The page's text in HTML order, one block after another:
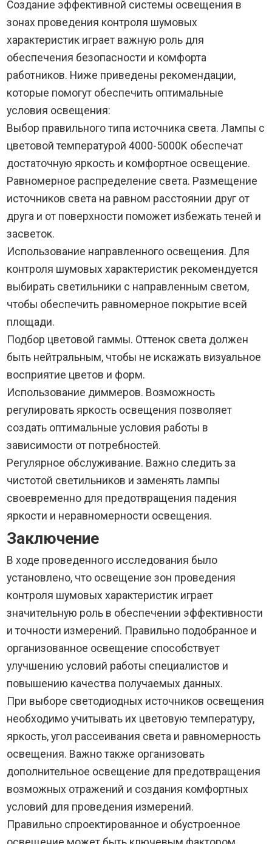
Создание эффективной системы освещения в
зонах проведения контроля шумовых
характеристик играет важную роль для
обеспечения безопасности и комфорта
работников. Ниже приведены рекомендации,
которые помогут обеспечить оптимальные
условия освещения:
Выбор правильного типа источника света. Лампы с
цветовой температурой 4000-5000K обеспечат
достаточную яркость и комфортное освещение.
Равномерное распределение света. Размещение
источников света на равном расстоянии друг от
друга и от поверхности поможет избежать теней и
засветок.
Использование направленного освещения. Для
контроля шумовых характеристик рекомендуется
выбирать светильники с направленным светом,
чтобы обеспечить равномерное покрытие всей
площади.
Подбор цветовой гаммы. Оттенок света должен
быть нейтральным, чтобы не искажать визуальное
восприятие цветов и форм.
Использование диммеров. Возможность
регулировать яркость освещения позволяет
создать оптимальные условия работы в
зависимости от потребностей.
Регулярное обслуживание. Важно следить за
чистотой светильников и заменять лампы
своевременно для предотвращения падения
яркости и неравномерности освещения.
Заключение
В ходе проведенного исследования было
установлено, что освещение зон проведения
контроля шумовых характеристик играет
значительную роль в обеспечении эффективности
и точности измерений. Правильно подобранное и
организованное освещение способствует
улучшению условий работы специалистов и
повышению качества получаемых данных.
При выборе светодиодных источников освещения
необходимо учитывать их цветовую температуру,
яркость, угол рассеивания света и равномерность
освещения. Важно также организовать
дополнительное освещение для предотвращения
возможных отражений и создания комфортных
условий для проведения измерений.
Правильно спроектированное и обустроенное